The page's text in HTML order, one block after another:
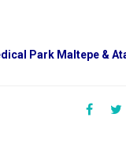
Park Maltepe &